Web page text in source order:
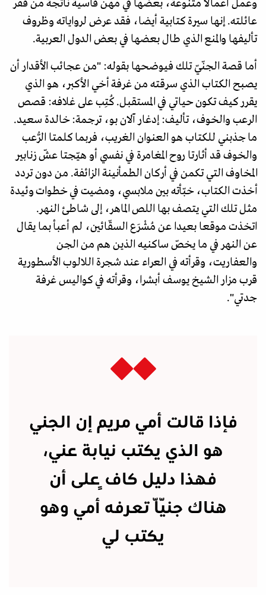
وعمل أعمالا متنوعة، بعضها في مهن قاسية ناتجة من فقر
عائلته. إنها سيرة كتابية أيضا، فقد عرض لرواياته وظروف
تأليفها والمنع الذي طال بعضها في بعض الدول العربية.
أما قصة الجنّيّ تلك فيوضحها بقوله: "من عجائب الأقدار أن
يصبح الكتاب الذي سرقته من غرفة أخي الأكبر، هو الذي
يقرر كيف تكون حياتي في المستقبل. كُتِب على غلافه: قصص
الرعب والخوف، تأليف: إدغار آلان بو، ترجمة: خالدة سعيد.
ما جذبني للكتاب هو العنوان الغريب، فربما كلمتا الرُّعب
والخوف قد أثارتا روح المغامرة في نفسي أو هيّجتا عشّ زنابير
المخاوف التي تكمن في أركان الطمأنينة الزائفة. من دون تردد
أخذت الكتاب، خبّأته بين ملابسي، ومضيت في خطوات وئيدة
مثل تلك التي يتصف بها اللص الماهر، إلى شاطئ النهر.
اتخذت موقعا بعيدا عن مُشْرَع السقّائين، لم أعبأ بما يقال
عن النهر في ما يخصّ ساكنيه الذين هم من الجن
والعفاريت، وقرأته في العراء عند شجرة اللالوب الأسطورية
قرب مزار الشيخ يوسف أبشرا، وقرأته في كواليس غرفة
جدتي".
فإذا قالت أمي مريم إن الجني
هو الذي يكتب نيابة عني،
فهذا دليل كافٍ على أن
هناك جنّيّا تعرفه أمي وهو
يكتب لي